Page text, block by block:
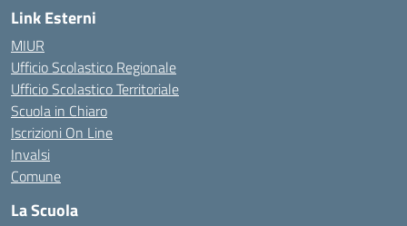
Link Esterni
MIUR
Ufficio Scolastico Regionale
Ufficio Scolastico Territoriale
Scuola in Chiaro
Iscrizioni On Line
Invalsi
Comune
La Scuola